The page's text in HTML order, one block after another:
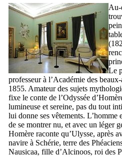
Au-
Le
professeur à l’Académie des
1855. Amateur des sujets
fixe le conte de l’Odyssée
lumineuse et sereine, pas du tout
lui donne ses vêtements. L’homme
de se montrer nu, et avec un léger
Homère raconte qu’Ulysse, après
navire à Schérie, terre des
Nausicaa, fille d’Alcinoos, roi des